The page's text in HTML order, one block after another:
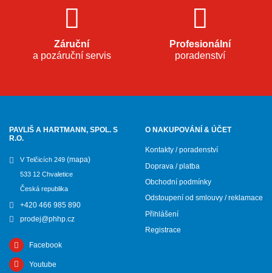
Záruční
a pozáruční servis
Profesionální
poradenství
PAVLIŠ A HARTMANN, SPOL. S
R.O.
V Telčicích 249 (mapa)
533 12 Chvaletice
Česká republika
+420 466 985 890
prodej@phhp.cz
Facebook
Youtube
O NAKUPOVÁNÍ & ÚČET
Kontakty / poradenství
Doprava / platba
Obchodní podmínky
Odstoupení od smlouvy / reklamace
Přihlášení
Registrace